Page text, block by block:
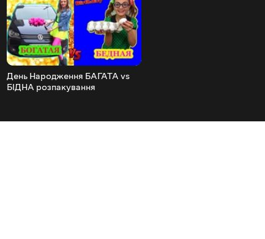
День Народження БАГАТА vs
БІДНА розпакування